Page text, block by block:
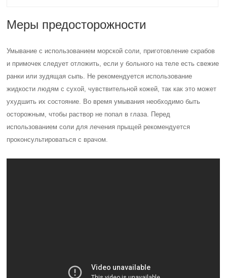
Меры предосторожности
Умывание с использованием морской соли, приготовление скрабов
и примочек следует отложить, если у больного на теле есть свежие
ранки или зудящая сыпь. Не рекомендуется использование
жидкости людям с сухой, чувствительной кожей, так как это может
ухудшить их состояние. Во время умывания необходимо быть
осторожным, чтобы раствор не попал в глаза. Перед
использованием соли для лечения прыщей рекомендуется
проконсультироваться с врачом.